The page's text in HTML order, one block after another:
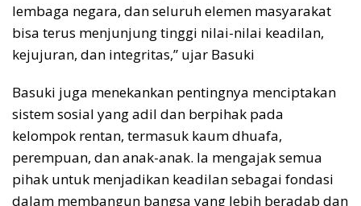
lembaga negara, dan seluruh elemen masyarakat
bisa terus menjunjung tinggi nilai-nilai keadilan,
kejujuran, dan integritas,” ujar Basuki
Basuki juga menekankan pentingnya menciptakan
sistem sosial yang adil dan berpihak pada
kelompok rentan, termasuk kaum dhuafa,
perempuan, dan anak-anak. Ia mengajak semua
pihak untuk menjadikan keadilan sebagai fondasi
dalam membangun bangsa yang lebih beradab dan